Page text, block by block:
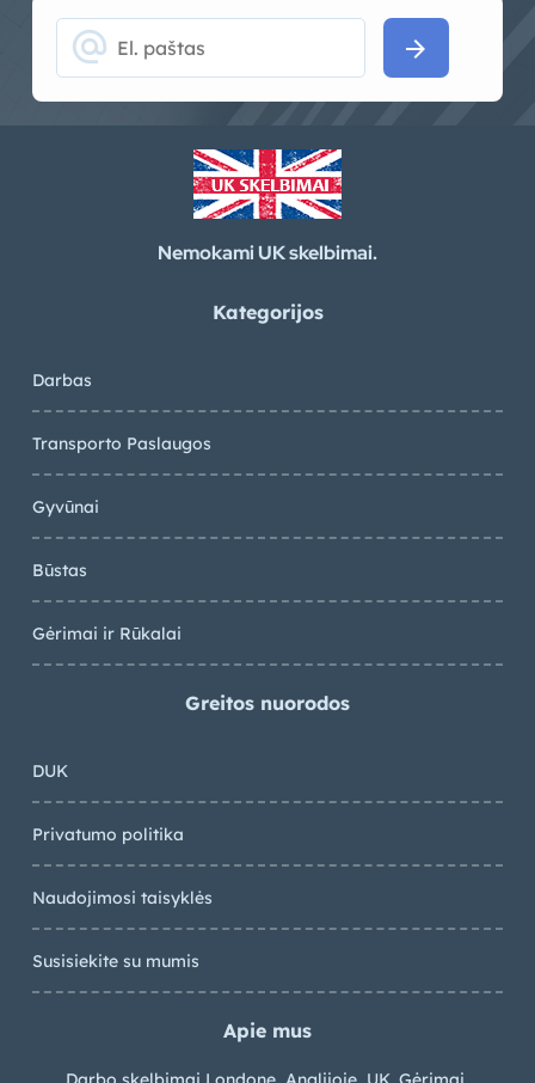
alternate_email arrow_forward
Nemokami UK skelbimai.
Kategorijos
Darbas
Transporto Paslaugos
Gyvūnai
Būstas
Gėrimai ir Rūkalai
Greitos nuorodos
DUK
Privatumo politika
Naudojimosi taisyklės
Susisiekite su mumis
Apie mus